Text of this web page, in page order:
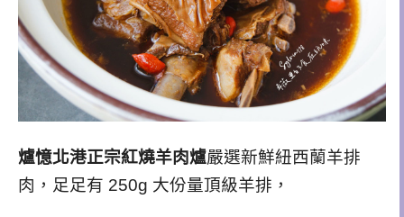
爐憶北港正宗紅燒羊肉爐嚴選新鮮紐西蘭羊排
肉，足足有 250g 大份量頂級羊排，